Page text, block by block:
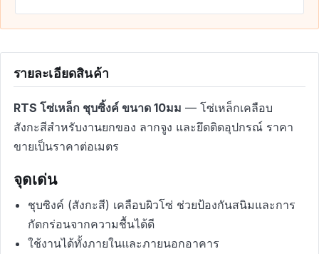
รายละเอียดสินค้า
RTS โซ่เหล็ก ชุบซิ้งค์ ขนาด 10มม — โซ่เหล็กเคลือบ
สังกะสีสำหรับงานยกของ ลากจูง และยึดติดอุปกรณ์ ราคา
ขายเป็นราคาต่อเมตร
จุดเด่น
ชุบซิงค์ (สังกะสี) เคลือบผิวโซ่ ช่วยป้องกันสนิมและการ
กัดกร่อนจากความชื้นได้ดี
ใช้งานได้ทั้งภายในและภายนอกอาคาร